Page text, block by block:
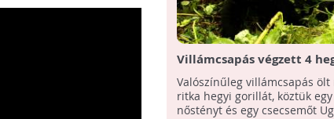
Villámcsapás végzett 4
gorillával Ugandában
Valószínűleg villámcsapás ölt
ritka hegyi gorillát, köztük
nőstényt és egy csecsemőt